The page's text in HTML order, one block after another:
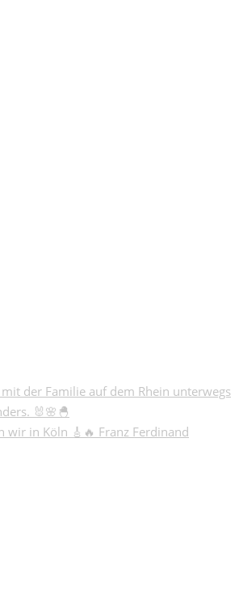
wir in Köln 🎸🔥 Franz Ferdinand